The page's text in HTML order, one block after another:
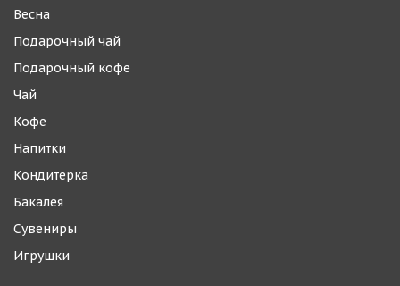
Весна
Подарочный чай
Подарочный кофе
Чай
Кофе
Напитки
Кондитерка
Бакалея
Сувениры
Игрушки